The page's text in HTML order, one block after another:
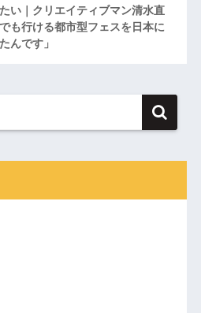
い｜クリエイティブマン清水直
も行ける都市型フェスを日本に
んです」